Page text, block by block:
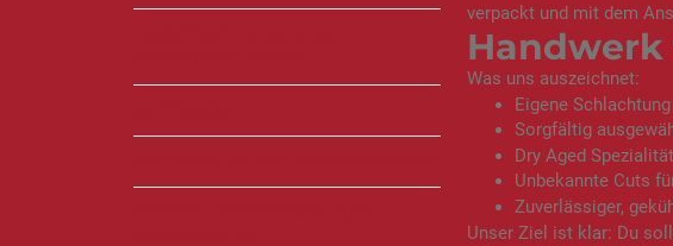
verpackt und mit dem
Was uns auszeichnet:
Eigene
Sorgfältig
Dry Aged
Unbekannte Cuts
Zuverlässiger,
Unser Ziel ist klar: Du